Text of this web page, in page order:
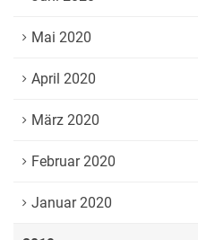
Mai 2020
April 2020
März 2020
Februar 2020
Januar 2020